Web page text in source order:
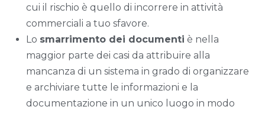
cui il rischio è quello di incorrere in attività
commerciali a tuo sfavore.
Lo smarrimento dei documenti è nella
maggior parte dei casi da attribuire alla
mancanza di un sistema in grado di organizzare
e archiviare tutte le informazioni e la
documentazione in un unico luogo in modo